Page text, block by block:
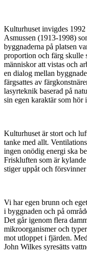
Kulturhuset invigdes
Asmussen (1913-1998)
byggnaderna på platsen
proportion och färg skulle
människor att vistas och
en dialog mellan
färgsattes av
lasyrteknik baserad på
sin egen karaktär som hör
Kulturhuset är stort och
tanke med allt.
ingen onödig energi ska
Friskluften som är
stiger uppåt och
Vi har egen brunn och
i byggnaden och på
Det går igenom flera
mikroorganismer och
mot utloppet i fjärden.
John Wilkes syresätts